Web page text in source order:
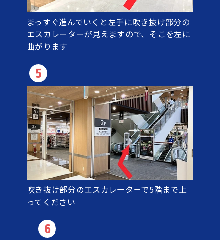
まっすぐ進んでいくと左手に吹き抜け部分の
エスカレーターが見えますので、そこを左に
曲がります
5
吹き抜け部分のエスカレーターで5階まで上
ってください
6